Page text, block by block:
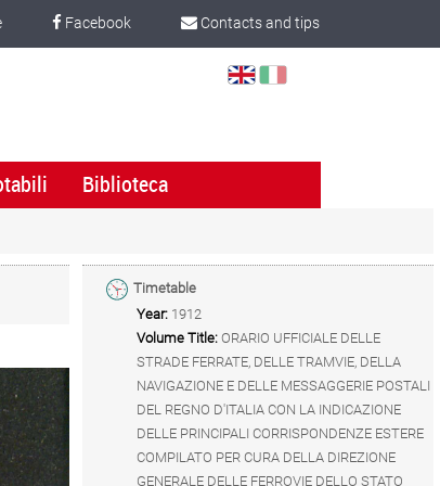
Contacts and tips
Facebook
Select
Biblioteca
Timetable
Year: 1912
Volume Title: ORARIO UFFICIALE DELLE
STRADE FERRATE, DELLE TRAMVIE, DELLA
NAVIGAZIONE E DELLE MESSAGGERIE POSTALI
DEL REGNO D'ITALIA CON LA INDICAZIONE
DELLE PRINCIPALI CORRISPONDENZE ESTERE
COMPILATO PER CURA DELLA DIREZIONE
GENERALE DELLE FERROVIE DELLO STATO